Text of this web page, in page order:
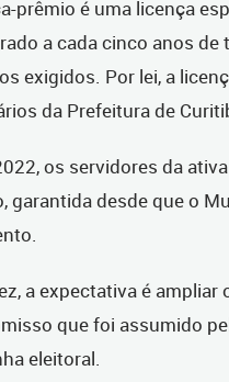
prêmio é uma licença
a cada cinco anos
exigidos. Por lei, a
da Prefeitura de
os servidores da
garantida desde que o
a expectativa é
que foi assumido
eleitoral.